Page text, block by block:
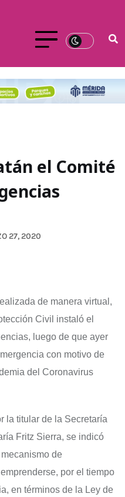
el Comité
27, 2020
de manera virtual,
Civil instaló el
luego de que ayer
con motivo de
del Coronavirus
la titular de la Secretaría
Fritz Sierra, se indicó
de
por el tiempo
en términos de la Ley de